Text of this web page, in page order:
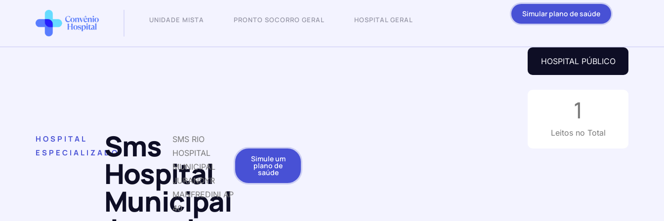
UNIDADE MISTA PRONTO SOCORRO GERAL HOSPITAL GERAL
Simular plano de saúde
HOSPITAL
ESPECIALIZADOSms
Hospital
Municipal
SMS RIO
HOSPITAL
MUNICIPAL
JURANDYR
MANFREDINI AP
40
Simule um
plano de
saúde
HOSPITAL PÚBLICO
Leitos no Total
1